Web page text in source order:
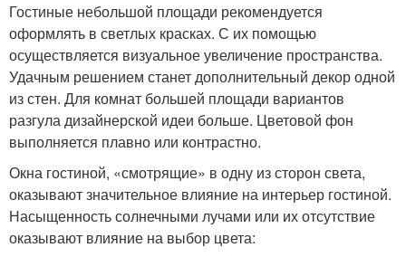
Гостиные небольшой площади рекомендуется
оформлять в светлых красках. С их помощью
осуществляется визуальное увеличение пространства.
Удачным решением станет дополнительный декор одной
из стен. Для комнат большей площади вариантов
разгула дизайнерской идеи больше. Цветовой фон
выполняется плавно или контрастно.
Окна гостиной, «смотрящие» в одну из сторон света,
оказывают значительное влияние на интерьер гостиной.
Насыщенность солнечными лучами или их отсутствие
оказывают влияние на выбор цвета: